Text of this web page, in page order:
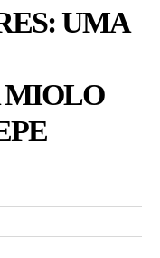
UMA
MIOLO